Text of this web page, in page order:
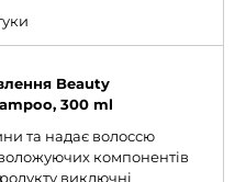
Beauty
300 ml
та надає волоссю
компонентів
виключні